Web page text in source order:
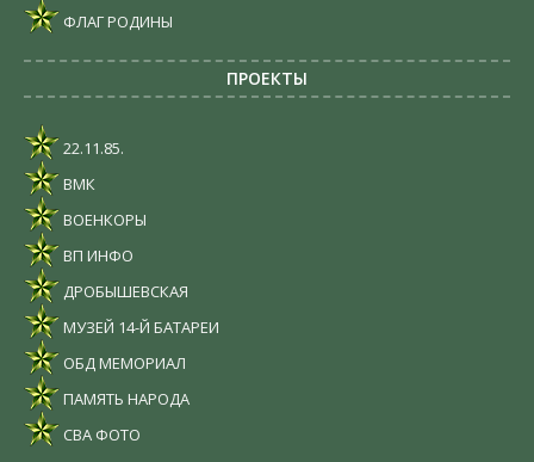
ФЛАГ РОДИНЫ
ПРОЕКТЫ
22.11.85.
ВМК
ВОЕНКОРЫ
ВП ИНФО
ДРОБЫШЕВСКАЯ
МУЗЕЙ 14-Й БАТАРЕИ
ОБД МЕМОРИАЛ
ПАМЯТЬ НАРОДА
СВА ФОТО